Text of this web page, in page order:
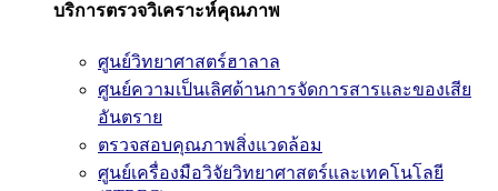
บริการตรวจวิเคราะห์คุณภาพ
ศูนย์วิทยาศาสตร์ฮาลาล
ศูนย์ความเป็นเลิศด้านการจัดการสารและของเสีย
อันตราย
ตรวจสอบคุณภาพสิ่งแวดล้อม
ศูนย์เครื่องมือวิจัยวิทยาศาสตร์และเทคโนโลยี